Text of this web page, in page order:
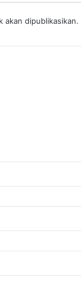
akan dipublikasikan.